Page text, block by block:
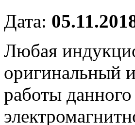
Дата:
Любая
оригинальный
работы